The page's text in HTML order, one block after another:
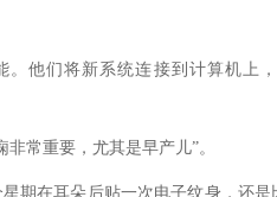
们将新系统连接到计算机上
常重要，尤其是早产儿”。
在耳朵后贴一次电子纹身，还是